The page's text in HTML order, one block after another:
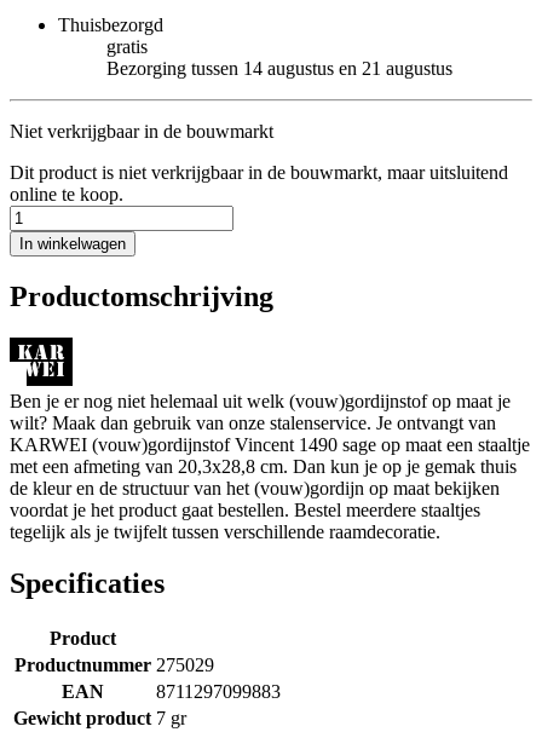
Thuisbezorgd
gratis
Bezorging tussen 14 augustus en 21 augustus
Niet verkrijgbaar in de bouwmarkt
Dit product is niet verkrijgbaar in de bouwmarkt, maar uitsluitend
online te koop.
In winkelwagen
Productomschrijving
Ben je er nog niet helemaal uit welk (vouw)gordijnstof op maat je
wilt? Maak dan gebruik van onze stalenservice. Je ontvangt van
KARWEI (vouw)gordijnstof Vincent 1490 sage op maat een staaltje
met een afmeting van 20,3x28,8 cm. Dan kun je op je gemak thuis
de kleur en de structuur van het (vouw)gordijn op maat bekijken
voordat je het product gaat bestellen. Bestel meerdere staaltjes
tegelijk als je twijfelt tussen verschillende raamdecoratie.
Specificaties
Product
Productnummer 275029
EAN
8711297099883
Gewicht product 7 gr